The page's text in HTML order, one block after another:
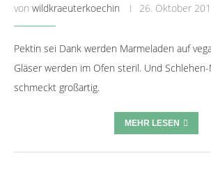
von wildkraeuterkoechin 26. Oktober
Pektin sei Dank werden Marmeladen auf
Gläser werden im Ofen steril. Und
schmeckt großartig.
MEHR LESEN